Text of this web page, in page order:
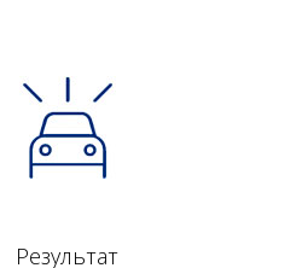
Результат